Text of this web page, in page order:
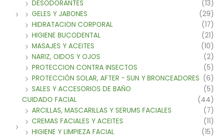
DESODORANTES
(13)
GELES Y JABONES
(29)
HIDRATACION CORPORAL
(17)
HIGIENE BUCODENTAL
(21)
MASAJES Y ACEITES
(10)
NARIZ, OIDOS Y OJOS
(2)
PROTECCION CONTRA INSECTOS
(5)
PROTECCIÓN SOLAR, AFTER - SUN Y BRONCEADORES (6)
SALES Y ACCESORIOS DE BAÑO
(5)
CUIDADO FACIAL
(44)
ARCILLAS, MASCARILLAS Y SERUMS FACIALES
(7)
CREMAS FACIALES Y ACEITES
(11)
HIGIENE Y LIMPIEZA FACIAL
(15)